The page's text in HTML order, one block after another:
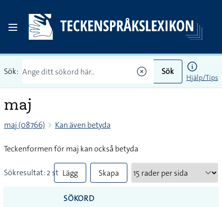
Sök: Sök
Hjälp/Tips
maj
maj (08766) Kan även betyda
Teckenformen för maj kan också betyda
Sökresultat: 2 st Lägg
till
Skapa
SÖKORD